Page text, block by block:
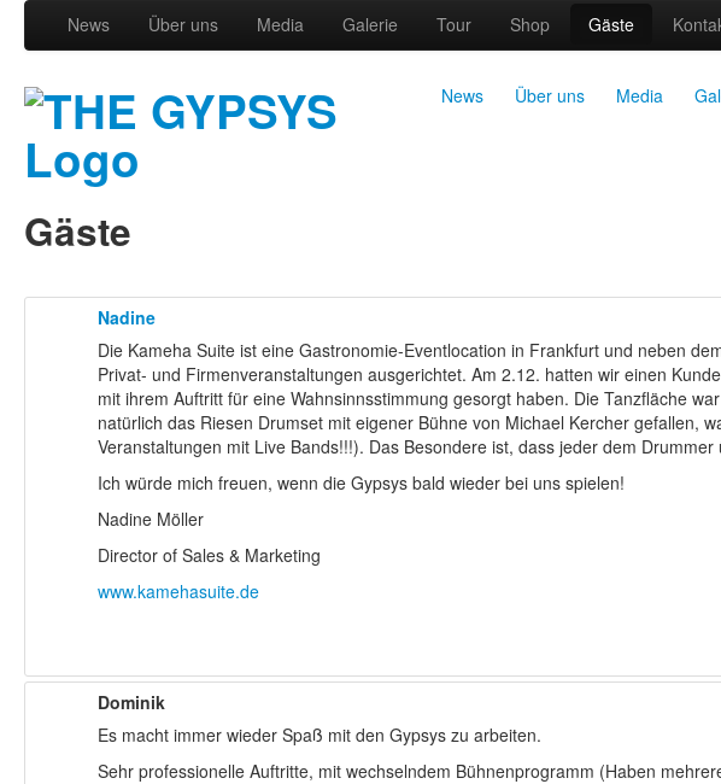
News Über uns Media Galerie Tour Shop Gäste
News Über uns Media
Gäste
Nadine
Die Kameha Suite ist eine Gastronomie-Eventlocation in Frankfurt und neben
Privat- und Firmenveranstaltungen ausgerichtet. Am 2.12. hatten wir einen
mit ihrem Auftritt für eine Wahnsinnsstimmung gesorgt haben. Die Tanzfläche
natürlich das Riesen Drumset mit eigener Bühne von Michael Kercher gefallen,
Veranstaltungen mit Live Bands!!!). Das Besondere ist, dass jeder dem
Ich würde mich freuen, wenn die Gypsys bald wieder bei uns spielen!
Nadine Möller
Director of Sales & Marketing
www.kamehasuite.de
Dominik
Es macht immer wieder Spaß mit den Gypsys zu arbeiten.
Sehr professionelle Auftritte, mit wechselndem Bühnenprogramm (Haben